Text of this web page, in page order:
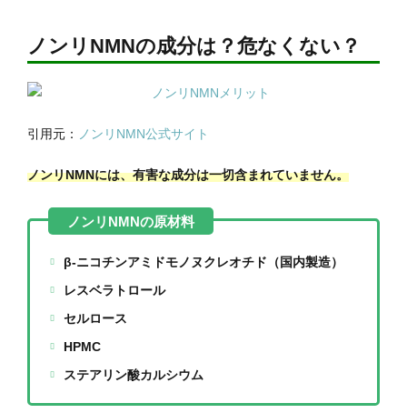
ノンリNMNの成分は？危なくない？
引用元： ノンリNMN公式サイト
ノンリNMNには、有害な成分は一切含まれていません。
β-ニコチンアミドモノヌクレオチド（国内製造）
レスベラトロール
セルロース
HPMC
ステアリン酸カルシウム